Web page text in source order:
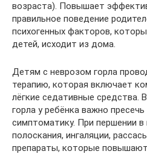
возраста). Повышает
правильное поведение
психогенных факторов,
детей, исходит из дома.
Детям с неврозом горла
терапию, которая включает
лёгкие седативные средства.
горла у ребёнка важно
симптоматику. При першении
полоскания, ингаляции,
препараты, которые